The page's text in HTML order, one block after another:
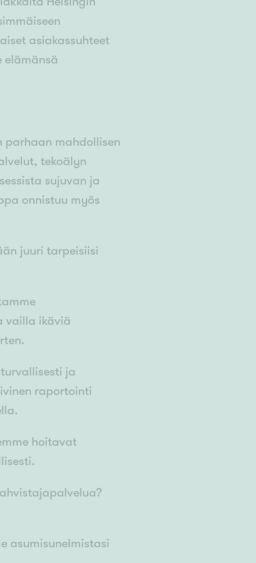
asiakassuhteet
elämänsä
mahdollisen
tekoälyn
sujuvan ja
onnistuu myös
juuri tarpeisiisi
vailla ikäviä
ja
raportointi
hoitavat
asumisunelmistasi